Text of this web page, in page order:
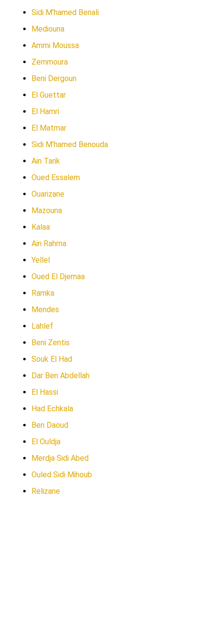
Sidi M’hamed Benali
Mediouna
Ammi Moussa
Zemmoura
Beni Dergoun
El Guettar
El Hamri
El Matmar
Sidi M’hamed Benouda
Ain Tarik
Oued Essalem
Ouarizane
Mazouna
Kalaa
Ain Rahma
Yellel
Oued El Djemaa
Ramka
Mendes
Lahlef
Beni Zentis
Souk El Had
Dar Ben Abdellah
El Hassi
Had Echkala
Ben Daoud
El Ouldja
Merdja Sidi Abed
Ouled Sidi Mihoub
Relizane